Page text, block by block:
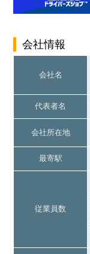
会社情報
会社名
代表者名
会社所在地
最寄駅
従業員数